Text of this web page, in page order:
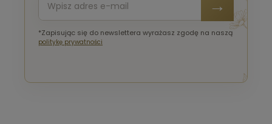
*Zapisując się do newslettera wyrażasz zgodę na naszą
politykę prywatności